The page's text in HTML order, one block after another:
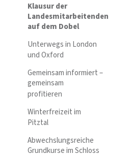
Klausur der
Landesmitarbeitenden
auf dem Dobel
Unterwegs in London
und Oxford
Gemeinsam informiert –
gemeinsam
profitieren
Winterfreizeit im
Pitztal
Abwechslungsreiche
Grundkurse im Schloss